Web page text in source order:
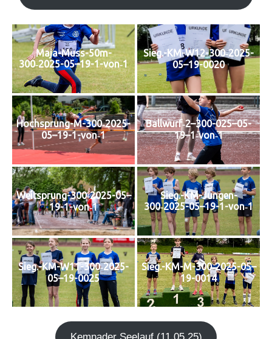
Maja-Muss-50m-
300‑2025-05–19-1-von‑1
Sieg.-KM-W12-300‑2025-
05–19-0020
Hochsprung-M-300‑2025-
05–19-1-von‑1
Ballwurf‑2–300-025–05-
19–1‑von‑1
Weitsprung-300‑2025-05–
19-1-von‑1
Sieg.-KM-Jungen-
300‑2025-05–19-1-von‑1
Sieg.-KM-W11-300‑2025-
05–19-0025
Sieg.-KM-M-300‑2025-05–
19-0014